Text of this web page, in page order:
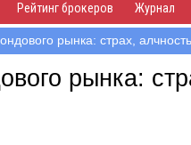
Рейтинг брокеров Журнал
рынка: страх,
рынка: